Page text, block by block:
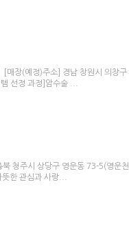
매장(예정)주소] 경남 창원시 의창구
선정 과정]암수술 ...
청주시 상당구 영운동 73-5(영운천
한 관심과 사랑...